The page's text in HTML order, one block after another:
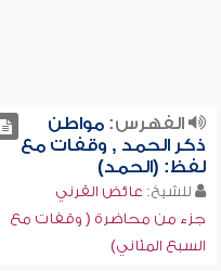
الفهرس:مواطن
ذكر الحمد , وقفات مع
لفظ: (الحمد)
للشيخ: عائض القرني
جزء من محاضرة ( وقفات مع
السبع المثاني)